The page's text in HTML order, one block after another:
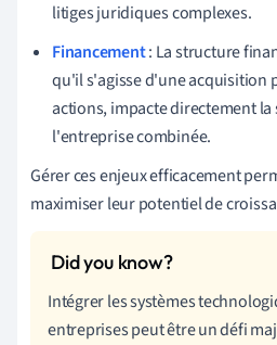
litiges juridiques complexes.
Financement: La structure
qu'il s'agisse d'une acquisition
actions, impacte directement
l'entreprise combinée.
Gérer ces enjeux efficacement
maximiser leur potentiel de
Intégrer les systèmes
entreprises peut être un défi